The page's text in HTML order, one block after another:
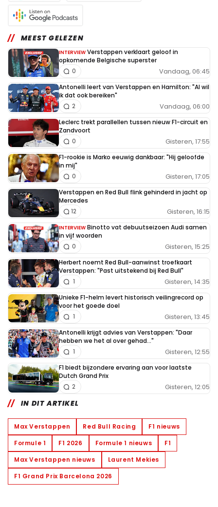
MEEST GELEZEN
INTERVIEW Verstappen verklaart geloof in
opkomende Belgische superster
Vandaag, 06:45
0
Antonelli leert van Verstappen en Hamilton: "Al wil
ik dat ook bereiken"
Vandaag, 06:00
2
Leclerc trekt parallellen tussen nieuw F1-circuit en
Zandvoort
Gisteren, 17:55
0
F1-rookie is Marko eeuwig dankbaar: "Hij geloofde
in mij"
Gisteren, 17:05
0
Verstappen en Red Bull flink gehinderd in jacht op
Mercedes
Gisteren, 16:15
12
INTERVIEW Binotto vat debuutseizoen Audi samen
in vijf woorden
Gisteren, 15:25
0
Herbert noemt Red Bull-aanwinst troefkaart
Verstappen: "Past uitstekend bij Red Bull"
Gisteren, 14:35
1
Unieke F1-helm levert historisch veilingrecord op
voor het goede doel
Gisteren, 13:45
1
Antonelli krijgt advies van Verstappen: "Daar
hebben we het al over gehad..."
Gisteren, 12:55
1
F1 biedt bijzondere ervaring aan voor laatste
Dutch Grand Prix
Gisteren, 12:05
2
IN DIT ARTIKEL
Max Verstappen Red Bull Racing
F1 nieuws
Formule 1
F1 2026 Formule 1 nieuws
F1
Max Verstappen nieuws
Laurent Mekies
F1 Grand Prix Barcelona 2026